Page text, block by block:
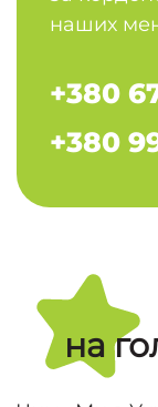
наших
+380
+380
на